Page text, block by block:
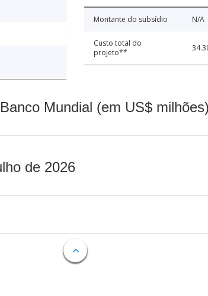
Montante do subsídio N/A
Custo total do
projeto**
Mundial (em US$
de 2026